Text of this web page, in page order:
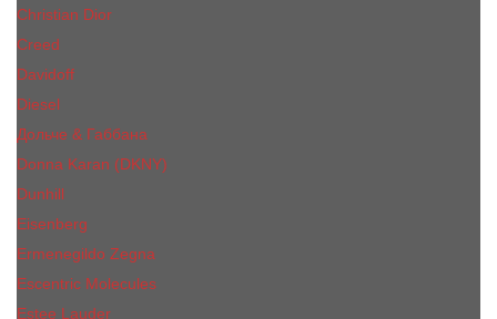
Christian Dior
Creed
Davidoff
Diesel
Дольче & Габбана
Donna Karan (DKNY)
Dunhill
Eisenberg
Ermenegildo Zegna
Escentric Molecules
Еsteе Lаudеr